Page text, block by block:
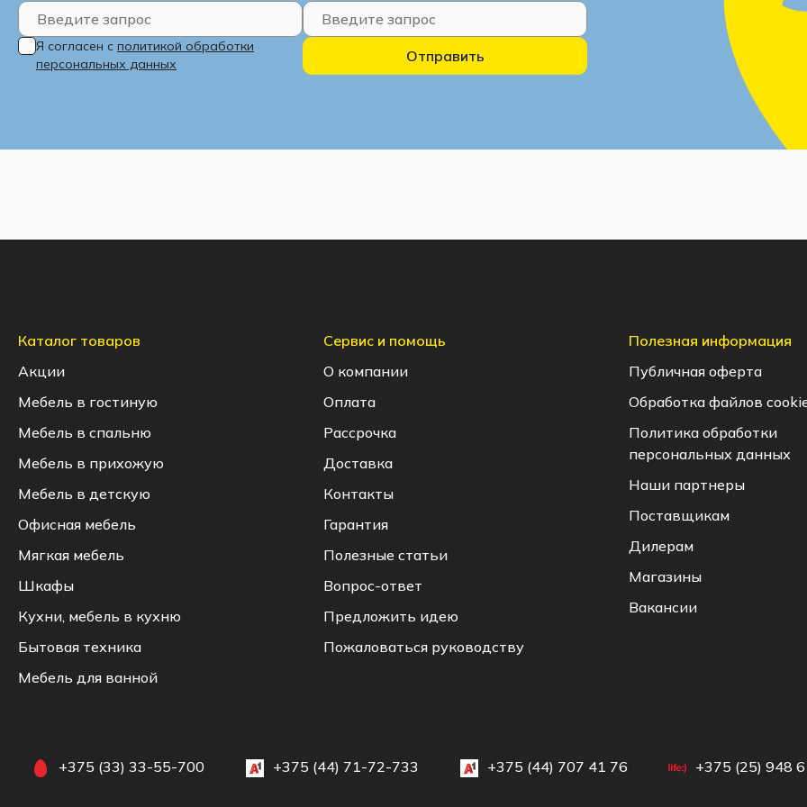
Я согласен с политикой обработки
персональных данных
Отправить
Каталог товаров
Акции
Мебель в гостиную
Мебель в спальню
Мебель в прихожую
Мебель в детскую
Офисная мебель
Мягкая мебель
Шкафы
Кухни, мебель в кухню
Бытовая техника
Мебель для ванной
Сервис и помощь
О компании
Оплата
Рассрочка
Доставка
Контакты
Гарантия
Полезные статьи
Вопрос-ответ
Предложить идею
Пожаловаться руководству
Полезная информация
Публичная оферта
Обработка файлов
Политика обработки
персональных данных
Наши партнеры
Поставщикам
Дилерам
Магазины
Вакансии
+375 (33) 33-55-700 +375 (44) 71-72-733 +375 (44) 707 41 76 +375 (25) 948